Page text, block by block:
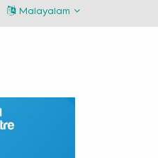
Malayalam